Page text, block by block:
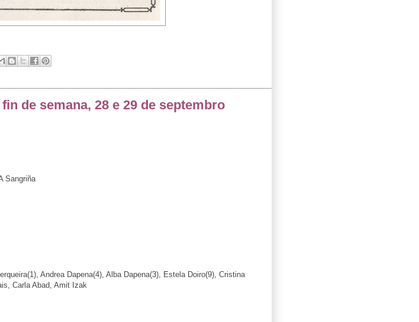
de semana, 28 e 29 de septembro
Sangriña
Andrea Dapena(4), Alba Dapena(3), Estela Doiro(9), Cristina
Carla Abad, Amit Izak